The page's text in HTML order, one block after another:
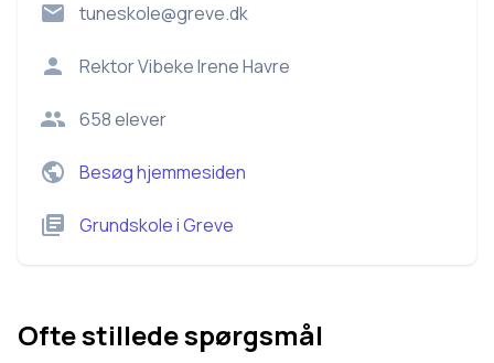
tuneskole@greve.dk
RektorVibeke Irene Havre
658elever
Besøg hjemmesiden
GrundskoleiGreve
Ofte stillede spørgsmål